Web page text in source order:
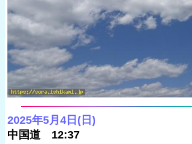
2025年5月4日(日)
中国道 12:37